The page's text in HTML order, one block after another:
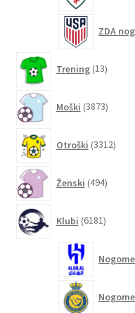
ZDA
Trening 13izdelkov
Moški 3873izdelkov
Otroški 3312
Ženski 494izdelkov
Klubi 6181izdelkov